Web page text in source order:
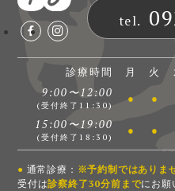
tel.
診療時間 月 火
9:00〜12:00
(受付終了11:30)
●
●
15:00〜19:00
(受付終了18:30)
● ●
● 通常診療： ※予約制ではありま
受付は診察終了30分前までにお願